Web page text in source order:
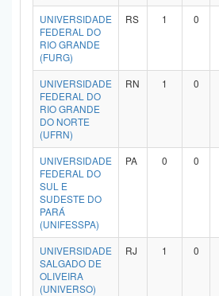
UNIVERSIDADE
FEDERAL DO
RIO GRANDE
(FURG)
RS 1 0
UNIVERSIDADE
FEDERAL DO
RIO GRANDE
DO NORTE
(UFRN)
RN 1 0
UNIVERSIDADE
FEDERAL DO
SUL E
SUDESTE DO
PARÁ
(UNIFESSPA)
PA 0 0
UNIVERSIDADE
SALGADO DE
OLIVEIRA
(UNIVERSO)
RJ 1 0